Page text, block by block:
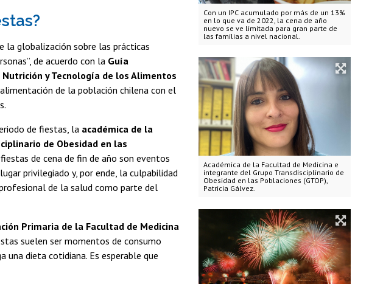
Con un IPC acumulado por más de un 13%
en lo que va de 2022, la cena de año
nuevo se ve limitada para gran parte de
las familias a nivel nacional.
Académica de la Facultad de Medicina e
integrante del Grupo Transdisciplinario de
Obesidad en las Poblaciones (GTOP),
Patricia Gálvez.
la globalización sobre las prácticas
de acuerdo con la Guía
y Tecnología de los Alimentos
alimentación de la población chilena con el
de fiestas, la académica de la
de Obesidad en las
fiestas de cena de fin de año son eventos
privilegiado y, por ende, la culpabilidad
de la salud como parte del
Primaria de la Facultad de Medicina
suelen ser momentos de consumo
una dieta cotidiana. Es esperable que